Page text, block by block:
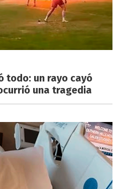
todo: un rayo cayó
una tragedia